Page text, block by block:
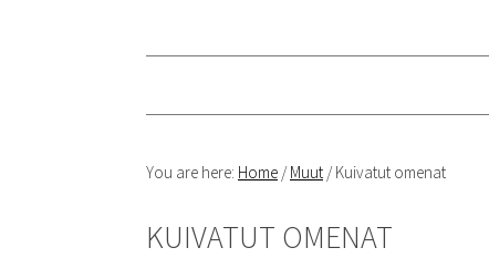
You are here: Home / Muut /Kuivatut omenat
KUIVATUT OMENAT